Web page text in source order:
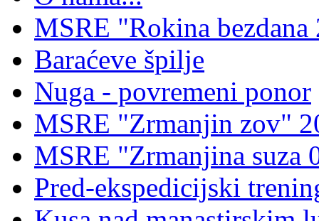
MSRE "Rokina bezdana
Baraćeve špilje
Nuga - povremeni ponor
MSRE "Zrmanjin zov"
MSRE "Zrmanjina suza
Pred-ekspedicijski